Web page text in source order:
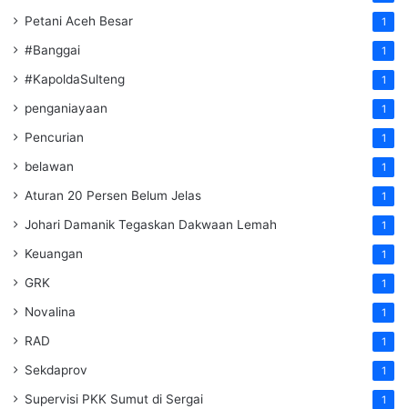
Petani Aceh Besar 1
#Banggai 1
#KapoldaSulteng 1
penganiayaan 1
Pencurian 1
belawan 1
Aturan 20 Persen Belum Jelas 1
Johari Damanik Tegaskan Dakwaan Lemah 1
Keuangan 1
GRK 1
Novalina 1
RAD 1
Sekdaprov 1
Supervisi PKK Sumut di Sergai 1